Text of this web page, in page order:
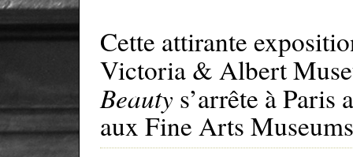
Cette attirante
Victoria & Albert
Beauty s’arrête à
aux Fine Arts